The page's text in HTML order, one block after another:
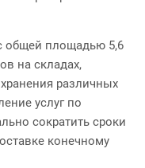
общей площадью 5,6
на складах,
различных
услуг по
сократить сроки
конечному